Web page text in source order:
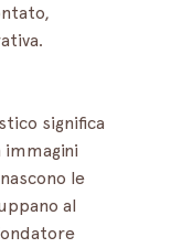
significa
le
al